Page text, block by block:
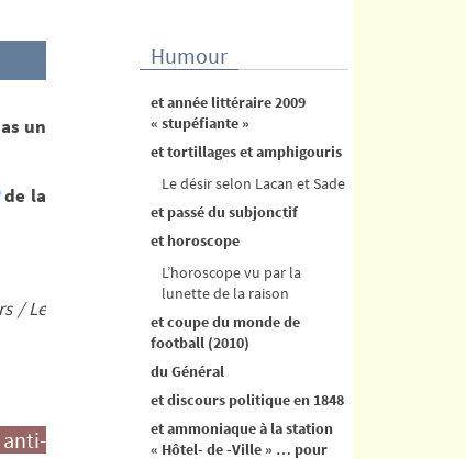
un
de la
/ Le
Humour
et année littéraire 2009
« stupéfiante »
et tortillages et amphigouris
Le désir selon Lacan et Sade
et passé du subjonctif
et horoscope
L’horoscope vu par la
lunette de la raison
et coupe du monde de
football (2010)
du Général
et discours politique en 1848
et ammoniaque à la station
« Hôtel- de -Ville » … pour